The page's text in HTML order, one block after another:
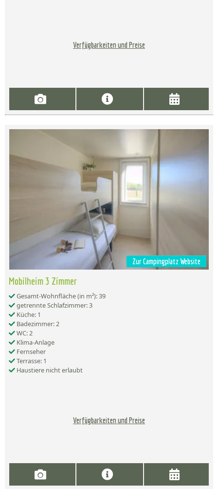
Verfügbarkeiten und Preise
Zur Campingplatz Website
Mobilheim 3 Zimmer
Gesamt-Wohnfläche (in m²): 39
getrennte Schlafzimmer: 3
Küche: 1
Badezimmer: 2
WC: 2
Klima-Anlage
Fernseher
Terrasse: 1
Haustiere nicht erlaubt
Verfügbarkeiten und Preise